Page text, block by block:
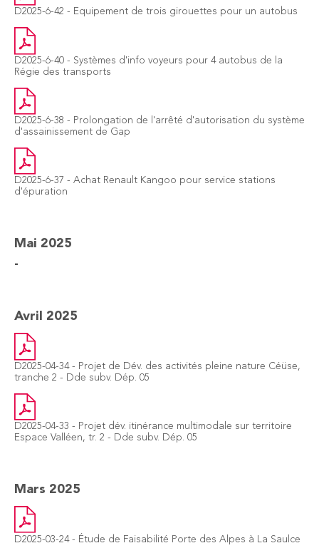
D2025-6-42 - Equipement de trois girouettes pour un autobus
D2025-6-40 - Systèmes d'info voyeurs pour 4 autobus de la
Régie des transports
D2025-6-38 - Prolongation de l'arrêté d'autorisation du système
d'assainissement de Gap
D2025-6-37 - Achat Renault Kangoo pour service stations
d'épuration
Mai 2025
-
Avril 2025
D2025-04-34 - Projet de Dév. des activités pleine nature Céüse,
tranche 2 - Dde subv. Dép. 05
D2025-04-33 - Projet dév. itinérance multimodale sur territoire
Espace Valléen, tr. 2 - Dde subv. Dép. 05
Mars 2025
D2025-03-24 - Étude de Faisabilité Porte des Alpes à La Saulce